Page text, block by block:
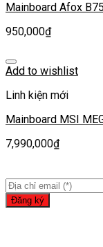
Mainboard Afox
950,000₫
Add to wishlist
Linh kiện mới
Mainboard MSI
7,990,000₫